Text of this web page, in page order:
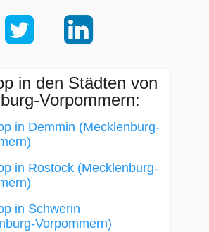
in den Städten von
Vorpommern:
in Demmin (Mecklenburg-
in Rostock (Mecklenburg-
in Schwerin
Vorpommern)